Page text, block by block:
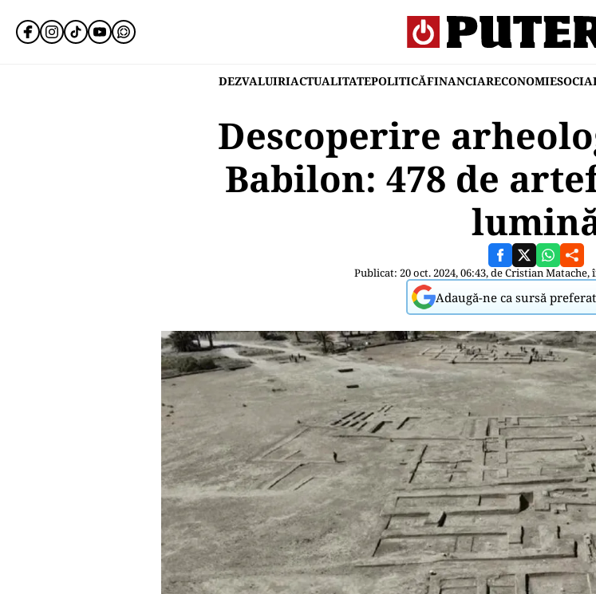
DEZVALUIRIACTUALITATEPOLITICĂFINANCIARECONOMIE
Descoperire
Babilon: 478 de
Publicat: 20 oct. 2024, 06:43, deCristian Matache,
Adaugă-ne ca sursă